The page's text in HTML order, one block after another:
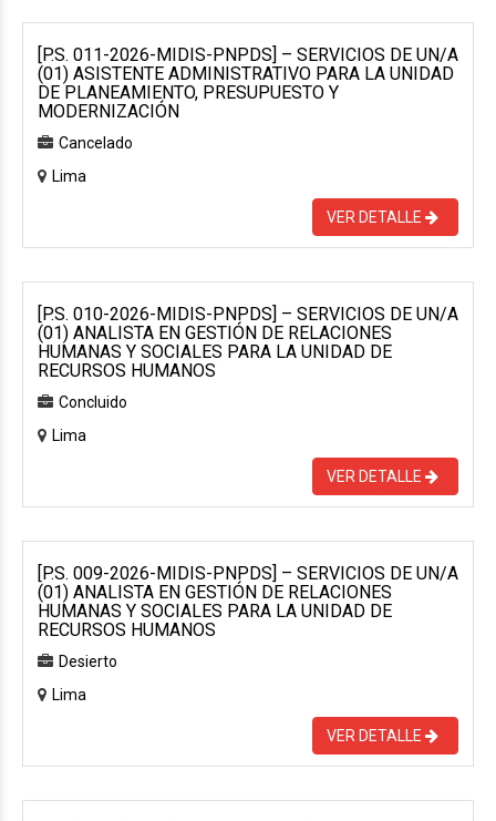
[P.S. 011-2026-MIDIS-PNPDS] – SERVICIOS DE UN/A
(01) ASISTENTE ADMINISTRATIVO PARA LA UNIDAD
DE PLANEAMIENTO, PRESUPUESTO Y
MODERNIZACIÓN
Cancelado
Lima
VER DETALLE
[P.S. 010-2026-MIDIS-PNPDS] – SERVICIOS DE UN/A
(01) ANALISTA EN GESTIÓN DE RELACIONES
HUMANAS Y SOCIALES PARA LA UNIDAD DE
RECURSOS HUMANOS
Concluido
Lima
VER DETALLE
[P.S. 009-2026-MIDIS-PNPDS] – SERVICIOS DE UN/A
(01) ANALISTA EN GESTIÓN DE RELACIONES
HUMANAS Y SOCIALES PARA LA UNIDAD DE
RECURSOS HUMANOS
Desierto
Lima
VER DETALLE